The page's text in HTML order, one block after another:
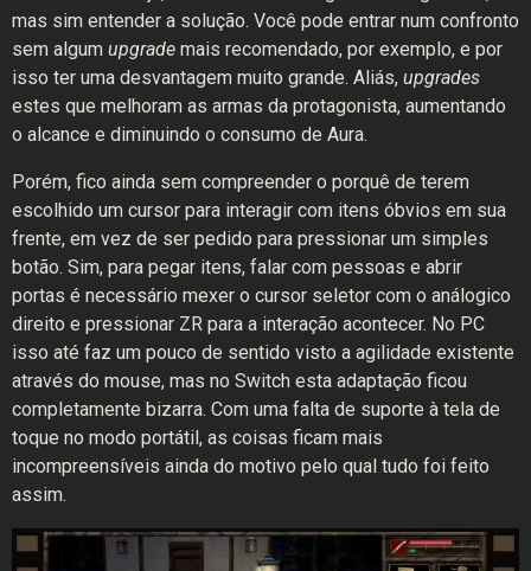
mas sim entender a solução. Você pode entrar num confronto
sem algum upgrade mais recomendado, por exemplo, e por
isso ter uma desvantagem muito grande. Aliás, upgrades
estes que melhoram as armas da protagonista, aumentando
o alcance e diminuindo o consumo de Aura.
Porém, fico ainda sem compreender o porquê de terem
escolhido um cursor para interagir com itens óbvios em sua
frente, em vez de ser pedido para pressionar um simples
botão. Sim, para pegar itens, falar com pessoas e abrir
portas é necessário mexer o cursor seletor com o análogico
direito e pressionar ZR para a interação acontecer. No PC
isso até faz um pouco de sentido visto a agilidade existente
através do mouse, mas no Switch esta adaptação ficou
completamente bizarra. Com uma falta de suporte à tela de
toque no modo portátil, as coisas ficam mais
incompreensíveis ainda do motivo pelo qual tudo foi feito
assim.